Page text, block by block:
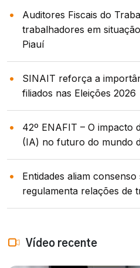
Auditores Fiscais do
trabalhadores em
Piauí
SINAIT reforça a
filiados nas Eleições 2026
42º ENAFIT – O impacto
(IA) no futuro do mundo
Entidades aliam
regulamenta relações de
Vídeo recente